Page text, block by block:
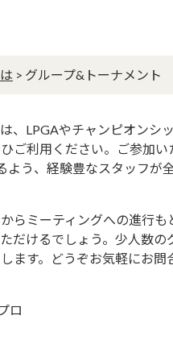
> グループ&トーナメント
、LPGAやチャンピオンシ
ご利用ください。ご参加い
よう、経験豊なスタッフが
らミーティングへの進行も
だけるでしょう。少人数の
ます。どうぞお気軽にお問
ロ